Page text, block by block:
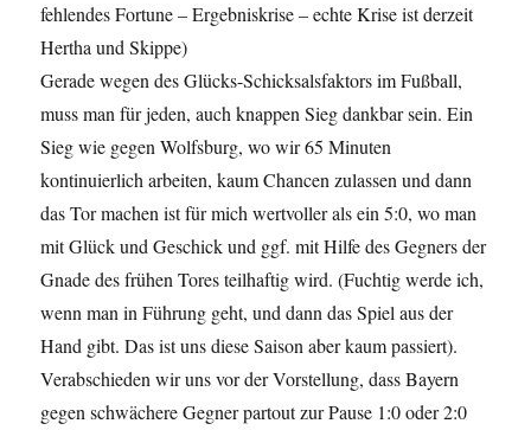
fehlendes Fortune – Ergebniskrise – echte Krise ist derzeit
Hertha und Skippe)
Gerade wegen des Glücks-Schicksalsfaktors im Fußball,
muss man für jeden, auch knappen Sieg dankbar sein. Ein
Sieg wie gegen Wolfsburg, wo wir 65 Minuten
kontinuierlich arbeiten, kaum Chancen zulassen und dann
das Tor machen ist für mich wertvoller als ein 5:0, wo man
mit Glück und Geschick und ggf. mit Hilfe des Gegners der
Gnade des frühen Tores teilhaftig wird. (Fuchtig werde ich,
wenn man in Führung geht, und dann das Spiel aus der
Hand gibt. Das ist uns diese Saison aber kaum passiert).
Verabschieden wir uns vor der Vorstellung, dass Bayern
gegen schwächere Gegner partout zur Pause 1:0 oder 2:0